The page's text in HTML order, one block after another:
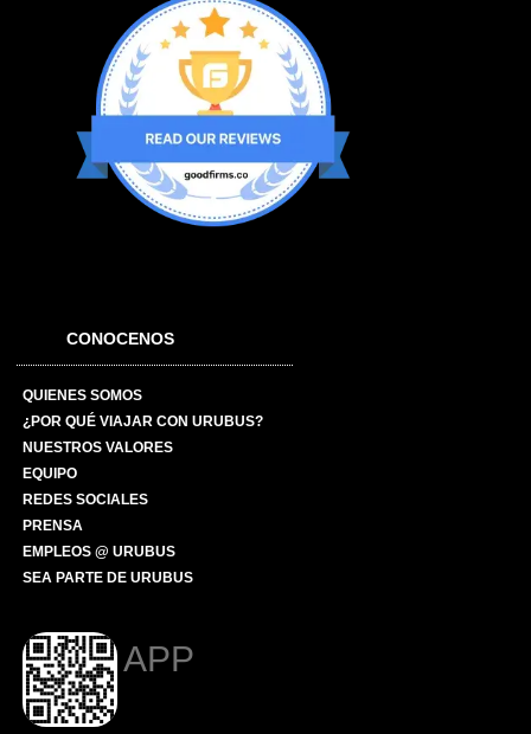
CONOCENOS
QUIENES SOMOS
¿POR QUÉ VIAJAR CON URUBUS?
NUESTROS VALORES
EQUIPO
REDES SOCIALES
PRENSA
EMPLEOS @ URUBUS
SEA PARTE DE URUBUS
APP